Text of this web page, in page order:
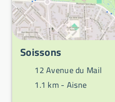
Soissons
12 Avenue du Mail
1.1 km - Aisne